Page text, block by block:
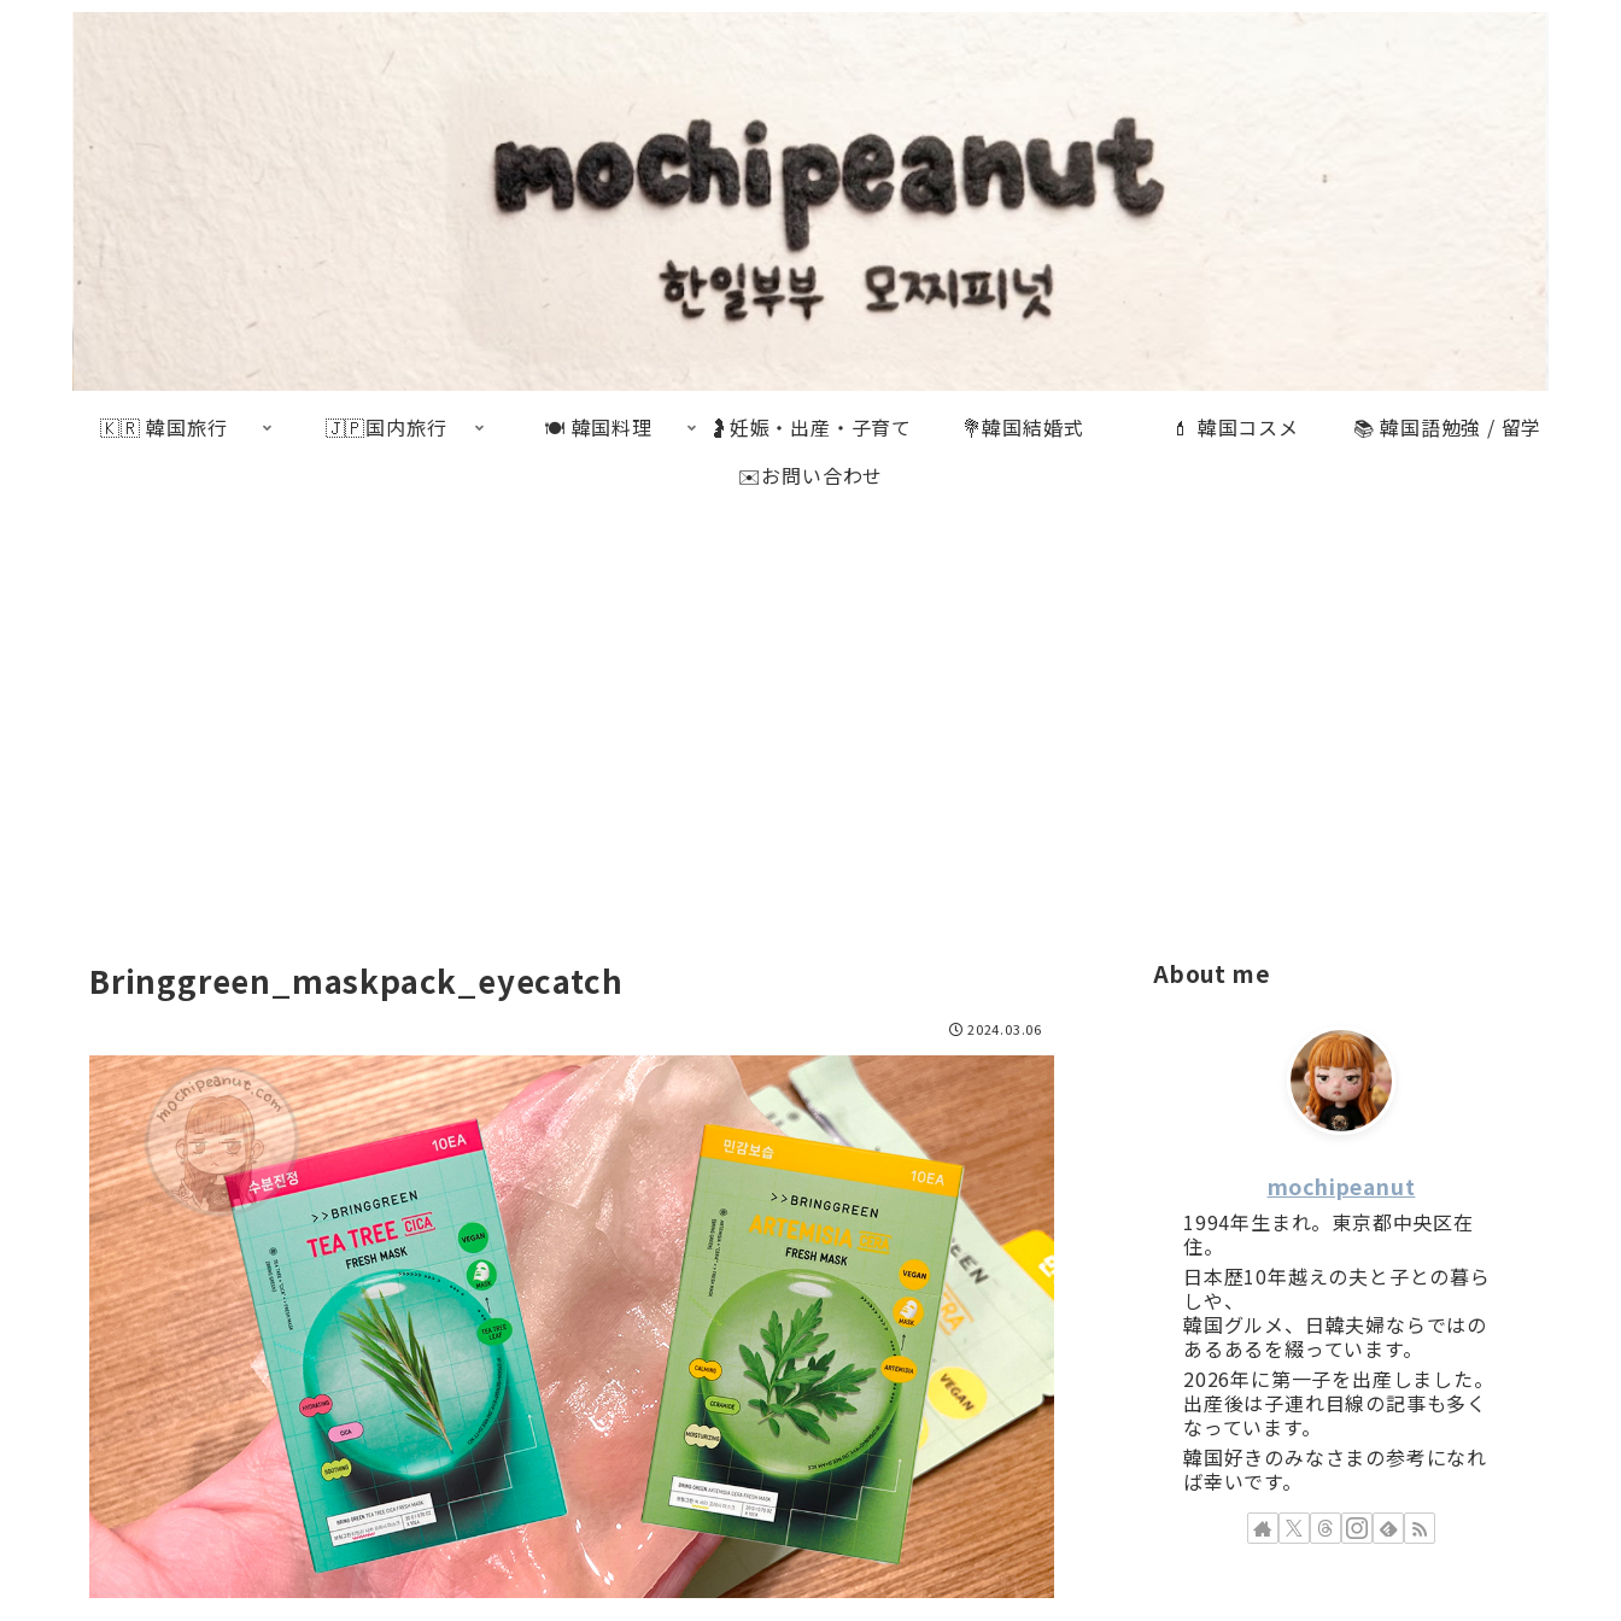
🇰🇷 韓国旅行 🇯🇵国内旅行 🍽 韓国料理 🤰妊娠・出産・子育て 💐韓国結婚式 💄 韓国コスメ
📚 韓国語勉強 / 留学
✉️お問い合わせ
Bringgreen_maskpack_eyecatch
2024.03.06
About me
mochipeanut
1994年生まれ。東京都中央区在
住。
日本歴10年越えの夫と子との暮ら
しや、
韓国グルメ、日韓夫婦ならではの
あるあるを綴っています。
2026年に第一子を出産しました。
出産後は子連れ目線の記事も多く
なっています。
韓国好きのみなさまの参考になれ
ば幸いです。